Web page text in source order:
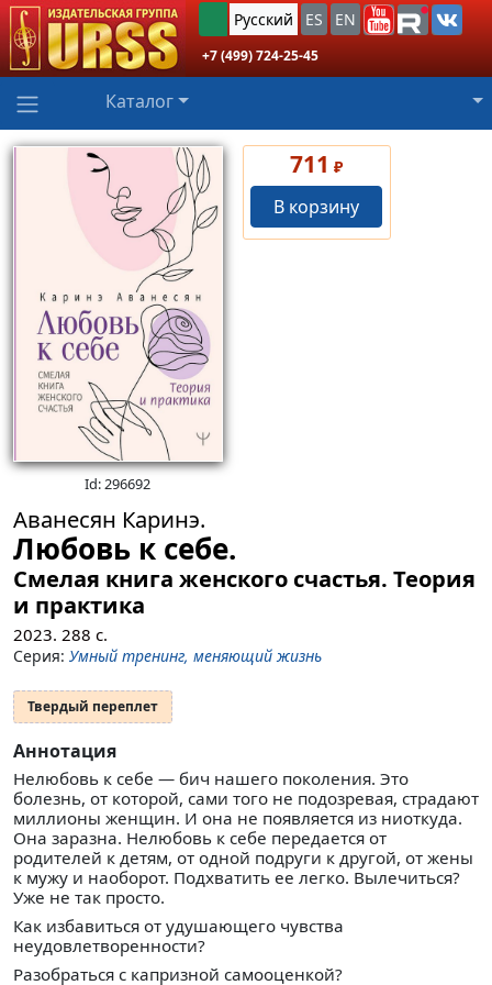
Русский ES EN
+7 (499) 724-25-45
Каталог
Id: 296692
711 ₽
В корзину
Аванесян Каринэ.
Любовь к себе.
Смелая книга женского счастья. Теория
и практика
2023. 288 с.
Серия: Умный тренинг, меняющий жизнь
Твердый переплет
Аннотация
Нелюбовь к себе — бич нашего поколения. Это
болезнь, от которой, сами того не подозревая, страдают
миллионы женщин. И она не появляется из ниоткуда.
Она заразна. Нелюбовь к себе передается от
родителей к детям, от одной подруги к другой, от жены
к мужу и наоборот. Подхватить ее легко. Вылечиться?
Уже не так просто.
Как избавиться от удушающего чувства
неудовлетворенности?
Разобраться с капризной самооценкой?